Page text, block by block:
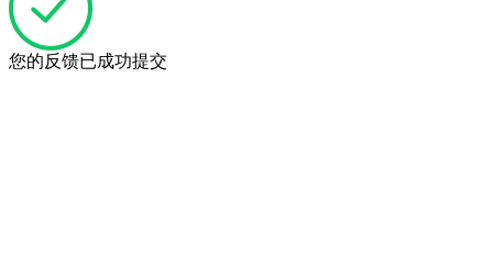
您的反馈已成功提交